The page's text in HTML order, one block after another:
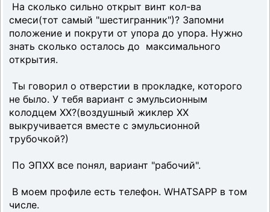
На сколько сильно открыт винт кол-ва
смеси(тот самый "шестигранник")? Запомни
положение и покрути от упора до упора. Нужно
знать сколько осталось до максимального
открытия.
Ты говорил о отверстии в прокладке, которого
не было. У тебя вариант с эмульсионным
колодцем ХХ?(воздушный жиклер ХХ
выкручивается вместе с эмульсионной
трубочкой?)
По ЭПХХ все понял, вариант "рабочий".
В моем профиле есть телефон. WHATSAPP в том
числе.